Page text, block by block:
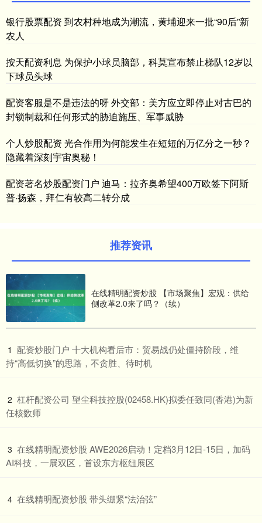
银行股票配资 到农村种地成为潮流，黄埔迎来一批“90后”新
农人
按天配资利息 为保护小球员脑部，科莫宣布禁止梯队12岁以
下球员头球
配资客服是不是违法的呀 外交部：美方应立即停止对古巴的
封锁制裁和任何形式的胁迫施压、军事威胁
个人炒股配资 光合作用为何能发生在短短的万亿分之一秒？
隐藏着深刻宇宙奥秘！
配资著名炒股配资门户 迪马：拉齐奥希望400万欧签下阿斯
普·扬森，拜仁有较高二转分成
推荐资讯
在线精明配资炒股 【市场聚焦】宏观：供给
侧改革2.0来了吗？（续）
1 ​配资炒股门户 十大机构看后市：贸易战仍处僵持阶段，维
持“高低切换”的思路，不贪胜、待时机
2 ​杠杆配资公司 望尘科技控股(02458.HK)拟委任致同(香港)为新
任核数师
3 ​在线精明配资炒股 AWE2026启动！定档3月12日-15日，加码
AI科技，一展双区，首设东方枢纽展区
4 ​在线精明配资炒股 带头绷紧“法治弦”